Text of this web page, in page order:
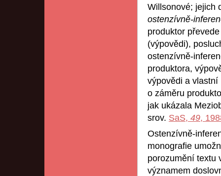
Willsonové; jejich
ostenzívně-
produktor
(výpovědi),
ostenzívně-
produktora,
výpovědi a
o záměru
jak ukázala
srov. SaS, 49,
Ostenzívně-
monografie
porozumění textu
významem